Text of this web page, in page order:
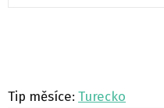
Tip měsíce: Turecko